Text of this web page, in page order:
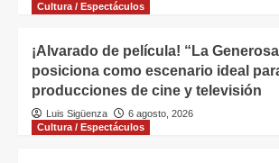
Cultura / Espectáculos
¡Alvarado de película! “La
posiciona como escenario ideal
producciones de cine y televisión
Luis Sigüenza
6 agosto, 2026
Cultura / Espectáculos